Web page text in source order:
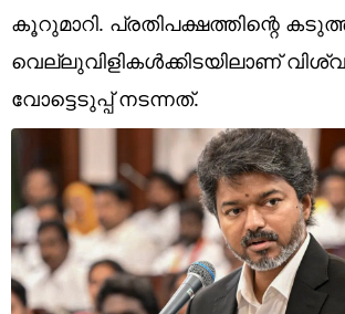
Web Story
Short Videos
കൂറുമാറി. പ്രതിപക്ഷത്തിന്റെ
വെല്ലുവിളികൾക്കിടയിലാണ്
വോട്ടെടുപ്പ് നടന്നത്.